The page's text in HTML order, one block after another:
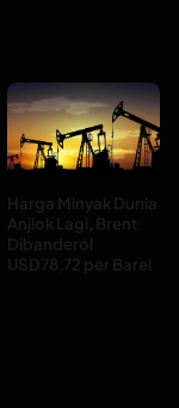
Harga Minyak Dunia
Anjlok Lagi, Brent
Dibanderol
USD78,72 per Barel